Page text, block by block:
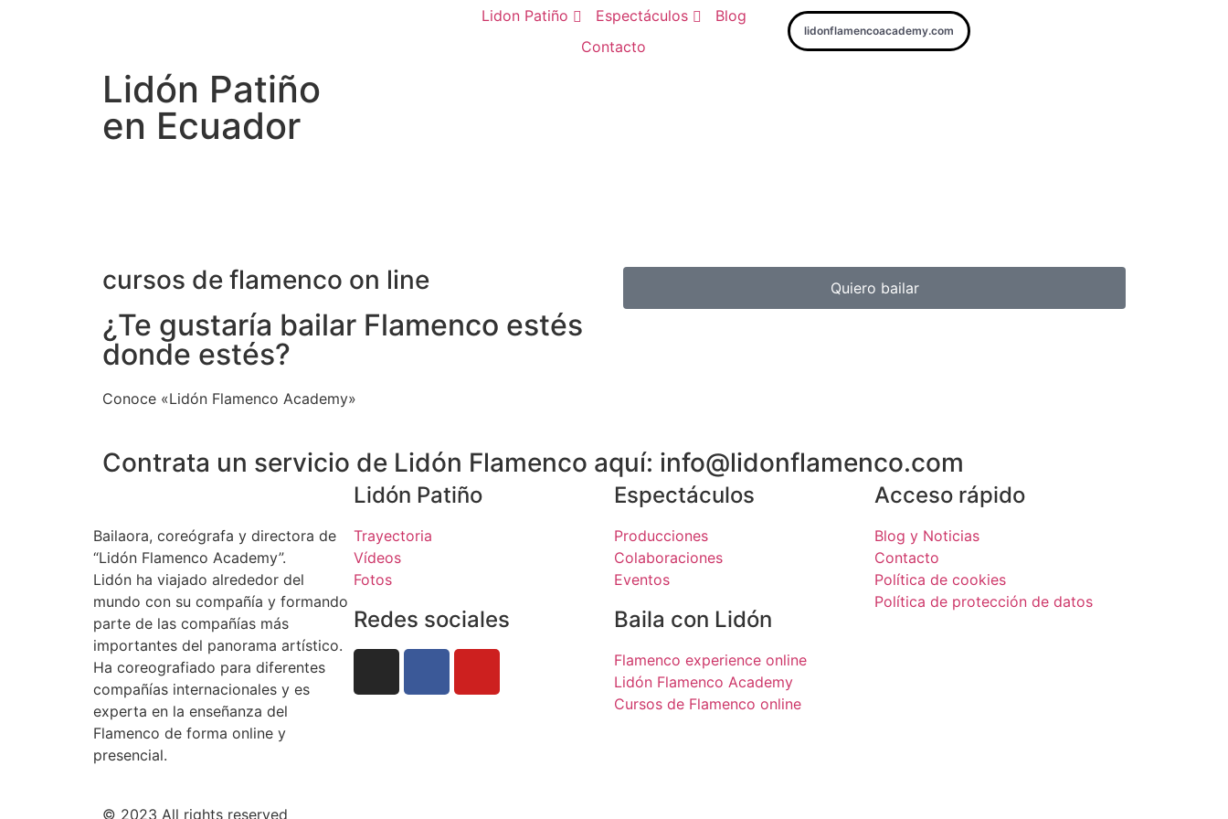
Lidon Patiño Espectáculos
Blog
Contacto
lidonflamencoacademy.com
Lidón Patiño
en Ecuador
cursos de flamenco on line
¿Te gustaría bailar Flamenco estés
donde estés?
Conoce «Lidón Flamenco Academy»
Quiero bailar
Contrata un servicio de Lidón Flamenco aquí: info@lidonflamenco.com
Bailaora, coreógrafa y directora de
“Lidón Flamenco Academy”.
Lidón ha viajado alrededor del
mundo con su compañía y formando
parte de las compañías más
importantes del panorama artístico.
Ha coreografiado para diferentes
compañías internacionales y es
experta en la enseñanza del
Flamenco de forma online y
presencial.
Lidón Patiño
Trayectoria
Vídeos
Fotos
Redes sociales
Espectáculos
Producciones
Colaboraciones
Eventos
Baila con Lidón
Flamenco experience online
Lidón Flamenco Academy
Cursos de Flamenco online
Acceso rápido
Blog y Noticias
Contacto
Política de cookies
Política de protección de datos
© 2023 All rights reserved